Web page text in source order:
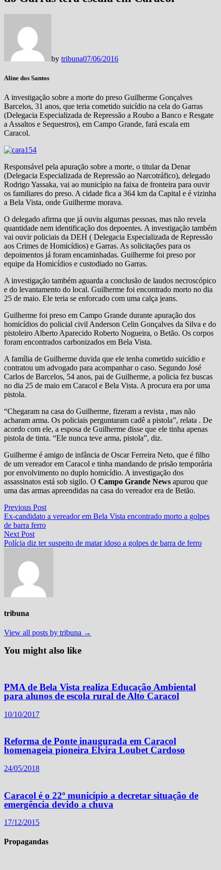
by tribuna07/06/2016
Aline dos Santos
A investigação sobre a morte do preso Guilherme Gonçalves
Barcelos, 31 anos, que teria cometido suicídio na cela do Garras
(Delegacia Especializada de Repressão a Roubo a Banco e Resgate
a Assaltos e Sequestros), em Campo Grande, fará escala em
Caracol.
Responsável pela apuração sobre a morte, o titular da Denar
(Delegacia Especializada de Repressão ao Narcotráfico), delegado
Rodrigo Yassaka, vai ao município na faixa de fronteira para ouvir
os familiares do preso. A cidade fica a 364 km da Capital e é vizinha
a Bela Vista, onde Guilherme morava.
O delegado afirma que já ouviu algumas pessoas, mas não revela
quantidade nem identificação dos depoentes. A investigação também
vai ouvir policiais da DEH ( Delegacia Especializada de Repressão
aos Crimes de Homicídios) e Garras. As solicitações para os
depoimentos já foram encaminhadas. Guilherme foi preso por
equipe da Homicídios e custodiado no Garras.
A investigação também aguarda a conclusão de laudos necroscópico
e do levantamento do local. Guilherme foi encontrado morto no dia
25 de maio. Ele teria se enforcado com uma calça jeans.
Guilherme foi preso em Campo Grande durante apuração dos
homicídios do policial civil Anderson Celin Gonçalves da Silva e do
pistoleiro Alberto Aparecido Roberto Nogueira, o Betão. Os corpos
foram encontrados carbonizados em Bela Vista.
A família de Guilherme duvida que ele tenha cometido suicídio e
contratou um advogado para acompanhar o caso. Segundo José
Carlos de Barcelos, 54 anos, pai de Guilherme, a policia fez buscas
no dia 25 de maio em Caracol e Bela Vista. A procura era por uma
pistola.
“Chegaram na casa do Guilherme, fizeram a revista , mas não
acharam arma. Os policiais perguntaram cadê a pistola”, relata . De
acordo com ele, a esposa de Guilherme disse que ele tinha apenas
pistola de tinta. “Ele nunca teve arma, pistola”, diz.
Guilherme é amigo de infância de Oscar Ferreira Neto, que é filho
de um vereador em Caracol e tinha mandando de prisão temporária
por envolvimento no duplo homicídio. A investigação dos
assassinatos está sob sigilo. O Campo Grande News apurou que
uma das armas apreendidas na casa do vereador era de Betão.
Navegação
de
Post
Previous PostPrevious
post:
Ex-candidato a vereador em Bela Vista encontrado morto a golpes
de barra ferro
Next PostNext
post:
Polícia diz ter suspeito de matar idoso a golpes de barra de ferro
tribuna
View all posts by tribuna →
You might also like
PMA de Bela Vista realiza Educação Ambiental
para alunos de escola rural de Alto Caracol
10/10/2017
Reforma de Ponte inaugurada em Caracol
homenageia pioneira Elvira Loubet Cardoso
24/05/2018
Caracol é o 22º município a decretar situação de
emergência devido a chuva
17/12/2015
Propagandas